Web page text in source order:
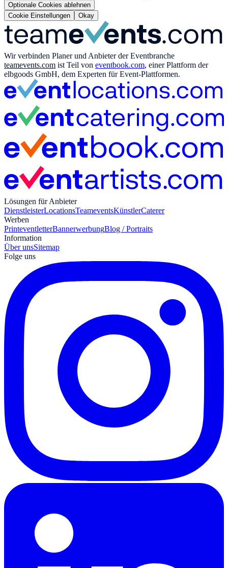
Optionale Cookies ablehnen
Cookie Einstellungen
Okay
Wir verbinden Planer und Anbieter der Eventbranche
teamevents.com ist Teil von eventbook.com, einer Plattform der
elbgoods GmbH, dem Experten für Event-Plattformen.
Lösungen für Anbieter
DienstleisterLocationsTeameventsKünstlerCaterer
Werben
PrinteventletterBannerwerbungBlog / Portraits
Information
Über unsSitemap
Folge uns